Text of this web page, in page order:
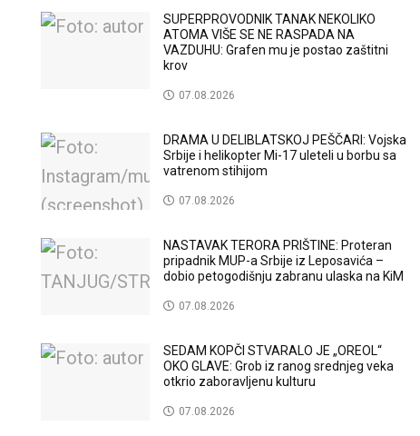
SUPERPROVODNIK TANAK NEKOLIKO
ATOMA VIŠE SE NE RASPADA NA
VAZDUHU: Grafen mu je postao zaštitni
krov
07.08.2026
DRAMA U DELIBLATSKOJ PEŠČARI: Vojska
Srbije i helikopter Mi-17 uleteli u borbu sa
vatrenom stihijom
07.08.2026
NASTAVAK TERORA PRIŠTINE: Proteran
pripadnik MUP-a Srbije iz Leposavića –
dobio petogodišnju zabranu ulaska na KiM
07.08.2026
SEDAM KOPČI STVARALO JE „OREOL“
OKO GLAVE: Grob iz ranog srednjeg veka
otkrio zaboravljenu kulturu
07.08.2026